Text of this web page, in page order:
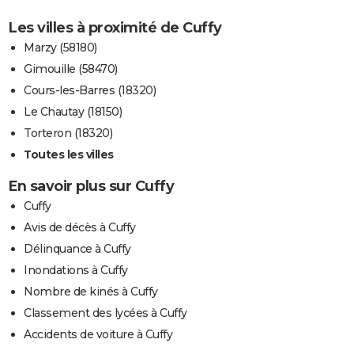
Les villes à proximité de Cuffy
Marzy (58180)
Gimouille (58470)
Cours-les-Barres (18320)
Le Chautay (18150)
Torteron (18320)
Toutes les villes
En savoir plus sur Cuffy
Cuffy
Avis de décès à Cuffy
Délinquance à Cuffy
Inondations à Cuffy
Nombre de kinés à Cuffy
Classement des lycées à Cuffy
Accidents de voiture à Cuffy